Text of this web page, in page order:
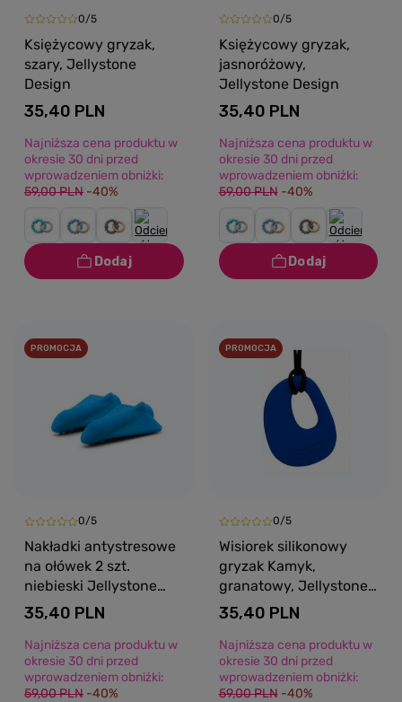
0/5
Księżycowy gryzak,
szary, Jellystone
Design
35,40 PLN
Najniższa cena produktu w
okresie 30 dni przed
wprowadzeniem obniżki:
59,00 PLN -40%
0/5
Księżycowy gryzak,
jasnoróżowy,
Jellystone Design
35,40 PLN
Najniższa cena produktu w
okresie 30 dni przed
wprowadzeniem obniżki:
59,00 PLN -40%
PROMOCJA
0/5
Nakładki antystresowe
na ołówek 2 szt.
niebieski Jellystone
Designs
35,40 PLN
Najniższa cena produktu w
okresie 30 dni przed
wprowadzeniem obniżki:
59,00 PLN -40%
PROMOCJA
0/5
Wisiorek silikonowy
gryzak Kamyk,
granatowy, Jellystone
Designs
35,40 PLN
Najniższa cena produktu w
okresie 30 dni przed
wprowadzeniem obniżki:
59,00 PLN -40%